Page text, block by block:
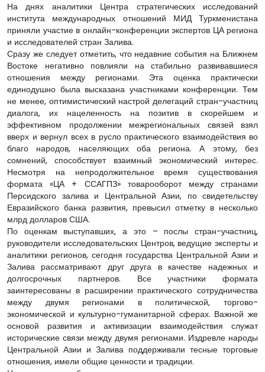
На днях аналитики Центра стратегических исследований
института международных отношений МИД Туркменистана
приняли участие в онлайн-конференции экспертов ЦА региона
и исследователей стран Залива.
Сразу же следует отметить, что недавние события на Ближнем
Востоке негативно повлияли на стабильно развивавшиеся
отношения между регионами. Эта оценка практически
единодушно была высказана участниками конференции. Тем
не менее, оптимистический настрой делегаций стран-участниц
диалога, их нацеленность на позитив в скорейшем и
эффективном продолжении межрегиональных связей взял
вверх и вернул всех в русло практического взаимодействия во
благо народов, населяющих оба региона. А этому, без
сомнений, способствует взаимный экономический интерес.
Несмотря на непродолжительное время существования
формата «ЦА + ССАГПЗ» товарооборот между странами
Персидского залива и Центральной Азии, по свидетельству
Евразийского банка развития, превысил отметку в несколько
млрд долларов США.
По оценкам выступавших, а это – послы стран-участниц,
руководители исследовательских Центров, ведущие эксперты и
аналитики регионов, сегодня государства Центральной Азии и
Залива рассматривают друг друга в качестве надежных и
долгосрочных партнеров. Все участники формата
заинтересованы в расширении практического сотрудничества
между двумя регионами в политической, торгово-
экономической и культурно-гуманитарной сферах. Важной же
основой развития и активизации взаимодействия служат
исторические связи между двумя регионами. Издревле народы
Центральной Азии и Залива поддерживали тесные торговые
отношения, имели общие ценности и традиции.